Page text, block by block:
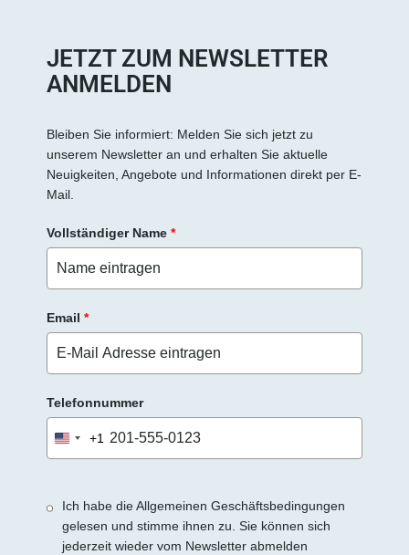
e
d
e
e
JETZT ZUM NEWSLETTER
ANMELDEN
Bleiben Sie informiert: Melden Sie sich jetzt zu
unserem Newsletter an und erhalten Sie aktuelle
Neuigkeiten, Angebote und Informationen direkt per E-
Mail.
Vollständiger Name *
Email *
Telefonnummer
United
States
+1
Ich habe die Allgemeinen Geschäftsbedingungen
gelesen und stimme ihnen zu. Sie können sich
jederzeit wieder vom Newsletter abmelden